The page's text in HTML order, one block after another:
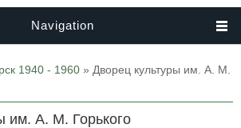
Navigation
1940 - 1960 » Дворец культуры им. А. М.
им. А. М. Горького